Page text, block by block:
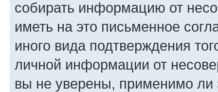
собирать информацию от
иметь на это письменное
иного вида подтверждения
личной информации от
вы не уверены, применимо ли